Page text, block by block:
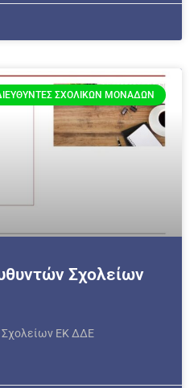
ΣΧΟΛΙΚΏΝ ΜΟΝΆΔΩΝ
Σχολείων
Σχολείων ΕΚ ΔΔΕ